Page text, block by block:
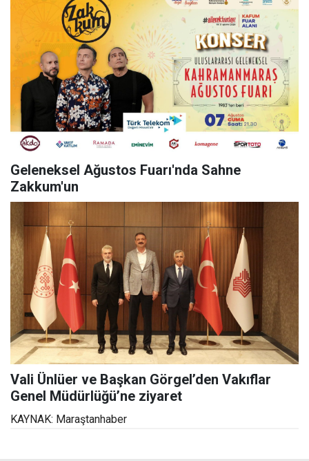
Geleneksel Ağustos Fuarı'nda Sahne
Zakkum'un
Vali Ünlüer ve Başkan Görgel’den Vakıflar
Genel Müdürlüğü’ne ziyaret
KAYNAK: Maraştanhaber